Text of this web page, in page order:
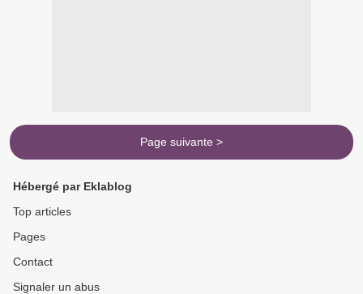
Page suivante >
Hébergé par Eklablog
Top articles
Pages
Contact
Signaler un abus